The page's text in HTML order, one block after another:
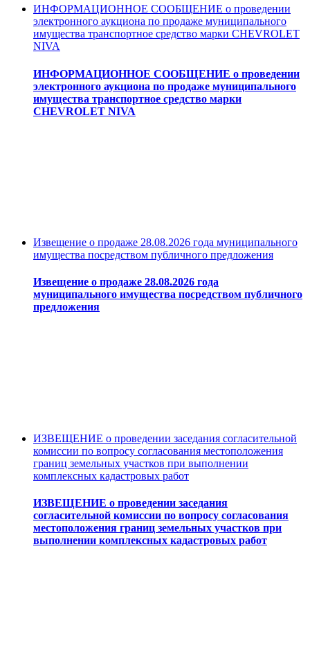
ИНФОРМАЦИОННОЕ СООБЩЕНИЕ о проведении
электронного аукциона по продаже муниципального
имущества транспортное средство марки CHEVROLET
NIVA
ИНФОРМАЦИОННОЕ СООБЩЕНИЕ о проведении
электронного аукциона по продаже муниципального
имущества транспортное средство марки
CHEVROLET NIVA
Извещение о продаже 28.08.2026 года муниципального
имущества посредством публичного предложения
Извещение о продаже 28.08.2026 года
муниципального имущества посредством публичного
предложения
ИЗВЕЩЕНИЕ о проведении заседания согласительной
комиссии по вопросу согласования местоположения
границ земельных участков при выполнении
комплексных кадастровых работ
ИЗВЕЩЕНИЕ о проведении заседания
согласительной комиссии по вопросу согласования
местоположения границ земельных участков при
выполнении комплексных кадастровых работ